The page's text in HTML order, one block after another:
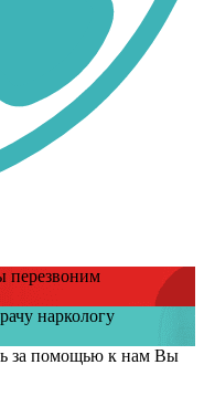
перезвоним
наркологу
за помощью к нам Вы